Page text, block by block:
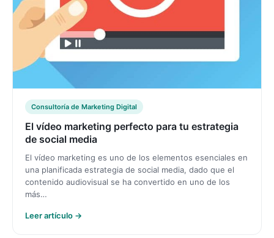
Consultoría de Marketing Digital
El vídeo marketing perfecto para tu estrategia
de social media
El vídeo marketing es uno de los elementos esenciales en
una planificada estrategia de social media, dado que el
contenido audiovisual se ha convertido en uno de los
más…
Leer artículo →